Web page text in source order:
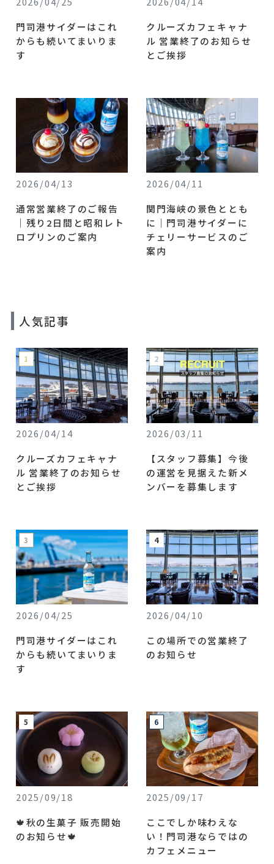
門司港サイダーはこれ
からも続いてまいりま
す
クルーズカフェキャナ
ル 営業終了のお知らせ
とご挨拶
2026/04/13
通常営業終了のご報告
｜残り2日間と昭和レト
ロプリンのご案内
2026/04/11
関門海峡の景色ととも
に｜門司港サイダーに
チェリーサービスのご
案内
人気記事
2026/04/14
クルーズカフェキャナ
ル 営業終了のお知らせ
とご挨拶
2026/03/11
【スタッフ募集】今後
の運営を見据えた新メ
ンバーを募集します
2026/04/25
門司港サイダーはこれ
からも続いてまいりま
す
2026/04/10
この場所での営業終了
のお知らせ
2025/09/18
🍁秋の生菓子 販売開始
のお知らせ🍁
2025/09/17
ここでしか味わえな
い！門司港ならではの
カフェメニュー